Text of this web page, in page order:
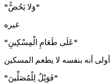
*وَلا يَحُضُّ*
غيره
*عَلَى طَعَامِ الْمِسْكِينِ*
*فَوَيْلٌ لِلْمُصَلِّينَ*